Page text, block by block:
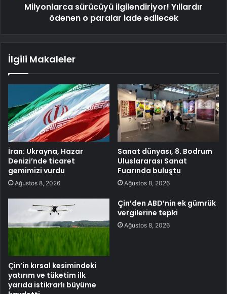
Milyonlarca sürücüyü ilgilendiriyor! Yıllardır
ödenen o paralar iade edilecek
İlgili Makaleler
İran: Ukrayna, Hazar
Denizi’nde ticaret
gemimizi vurdu
Ağustos 8, 2026
Sanat dünyası, 8. Bodrum
Uluslararası Sanat
Fuarında buluştu
Ağustos 8, 2026
Çin’in kırsal kesimindeki
yatırım ve tüketim ilk
yarıda istikrarlı büyüme
Çin’den ABD’nin ek gümrük
vergilerine tepki
Ağustos 8, 2026